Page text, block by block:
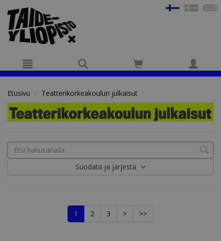
Etusivu Teatterikorkeakoulun julkaisut
Suodata ja järjestä
1 2 3 > >>